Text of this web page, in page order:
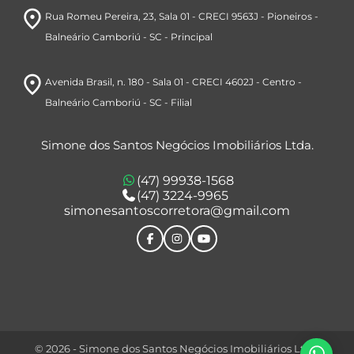
room Rua Romeu Pereira, 23, Sala 01 - CRECI 9563J - Pioneiros-
Balneário Camboriú - SC - Principal
room Avenida Brasil, n. 180 - Sala 01 - CRECI 4602J - Centro -
Balneário Camboriú - SC - Filial
Simone dos Santos Negócios Imobiliários Ltda.
(47) 99938-1568
(47) 3224-9965
simonesantoscorretora@gmail.com
© 2026 - Simone dos Santos Negócios Imobiliários Ltda.